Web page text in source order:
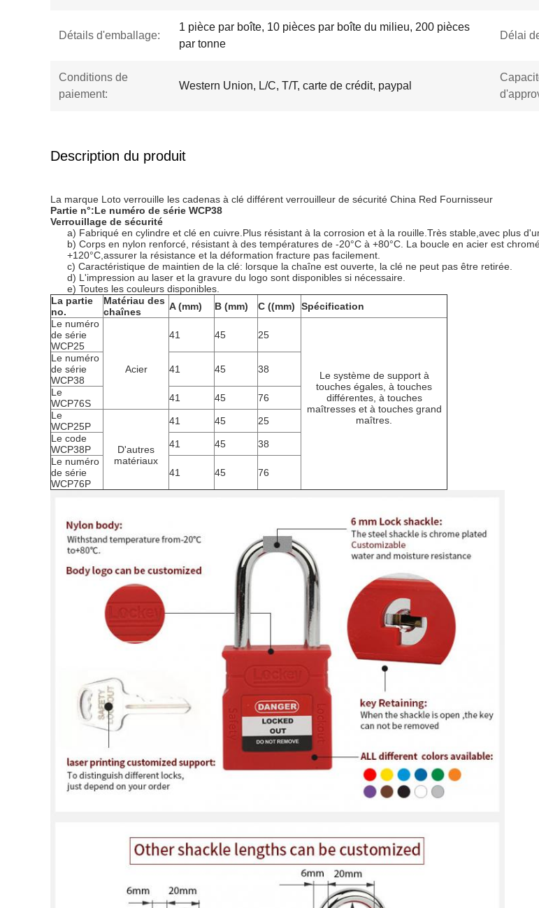
Détails d'emballage:
1 pièce par boîte, 10 pièces par boîte du milieu, 200 pièces
par tonne
Délai
Conditions de
paiement:
Western Union, L/C, T/T, carte de crédit, paypal
Description du produit
La marque Loto verrouille les cadenas à clé différent verrouilleur de sécurité China Red Fournisseur
Partie n°:Le numéro de série WCP38
Verrouillage de sécurité
a) Fabriqué en cylindre et clé en cuivre.Plus résistant à la corrosion et à la rouille.Très stable,avec plus
b) Corps en nylon renforcé, résistant à des températures de -20°C à +80°C. La boucle en acier est
+120°C,assurer la résistance et la déformation fracture pas facilement.
c) Caractéristique de maintien de la clé: lorsque la chaîne est ouverte, la clé ne peut pas être retirée.
d) L'impression au laser et la gravure du logo sont disponibles si nécessaire.
e) Toutes les couleurs disponibles.
La partie
no.
Matériau des
chaînes
A (mm) B (mm) C ((mm)
Spécification
Le numéro
de série
WCP25
Acier
41 45 25
Le système de support à
touches égales, à touches
différentes, à touches
maîtresses et à touches grand
maîtres.
Le numéro
de série
WCP38
41 45 38
Le
WCP76S
41 45
76
Le
WCP25P
D'autres
matériaux
41 45
25
Le code
WCP38P
41 45
38
Le numéro
de série
WCP76P
41 45 76